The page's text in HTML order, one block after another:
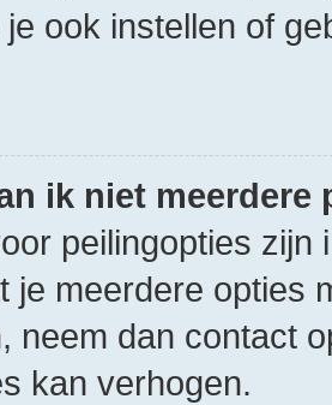
ook instellen of
ik niet
peilingopties
je meerdere opties
neem dan contact
kan verhogen.